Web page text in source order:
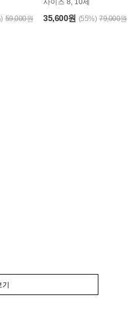
59,000원 35,600원 (55%) 79,000원